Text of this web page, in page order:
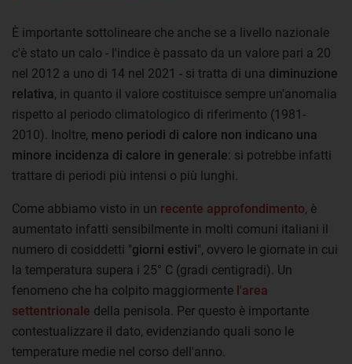
È importante sottolineare che anche se a livello nazionale
c'è stato un calo - l'indice è passato da un valore pari a 20
nel 2012 a uno di 14 nel 2021 - si tratta di una diminuzione
relativa, in quanto il valore costituisce sempre un'anomalia
rispetto al periodo climatologico di riferimento (1981-
2010). Inoltre, meno periodi di calore non indicano una
minore incidenza di calore in generale: si potrebbe infatti
trattare di periodi più intensi o più lunghi.
Come abbiamo visto in un recente approfondimento, è
aumentato infatti sensibilmente in molti comuni italiani il
numero di cosiddetti "giorni estivi", ovvero le giornate in cui
la temperatura supera i 25° C (gradi centigradi). Un
fenomeno che ha colpito maggiormente l'area
settentrionale della penisola. Per questo è importante
contestualizzare il dato, evidenziando quali sono le
temperature medie nel corso dell'anno.